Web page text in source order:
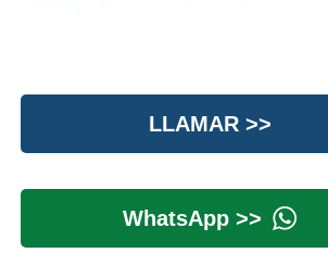
LLAMAR >>
WhatsApp >>